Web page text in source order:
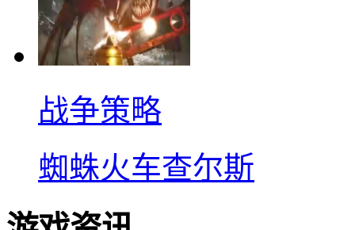
战争策略
蜘蛛火车查尔斯